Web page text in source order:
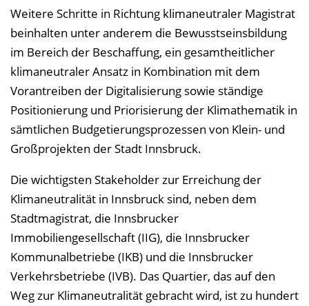
Weitere Schritte in Richtung klimaneutraler Magistrat
beinhalten unter anderem die Bewusstseinsbildung
im Bereich der Beschaffung, ein gesamtheitlicher
klimaneutraler Ansatz in Kombination mit dem
Vorantreiben der Digitalisierung sowie ständige
Positionierung und Priorisierung der Klimathematik in
sämtlichen Budgetierungsprozessen von Klein- und
Großprojekten der Stadt Innsbruck.
Die wichtigsten Stakeholder zur Erreichung der
Klimaneutralität in Innsbruck sind, neben dem
Stadtmagistrat, die Innsbrucker
Immobiliengesellschaft (IIG), die Innsbrucker
Kommunalbetriebe (IKB) und die Innsbrucker
Verkehrsbetriebe (IVB). Das Quartier, das auf den
Weg zur Klimaneutralität gebracht wird, ist zu hundert